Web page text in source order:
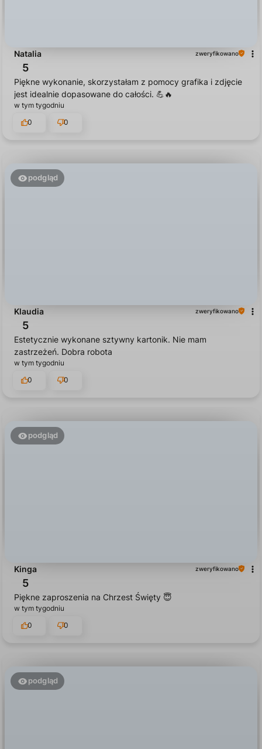
Natalia zweryfikowano
5
Piękne wykonanie, skorzystałam z pomocy grafika i zdjęcie
jest idealnie dopasowane do całości. 💪🔥
w tym tygodniu
0
0
podgląd
Klaudia zweryfikowano
5
Estetycznie wykonane sztywny kartonik. Nie mam
zastrzeżeń. Dobra robota
w tym tygodniu
0
0
podgląd
Kinga zweryfikowano
5
Piękne zaproszenia na Chrzest Święty 😇
w tym tygodniu
0
0
podgląd